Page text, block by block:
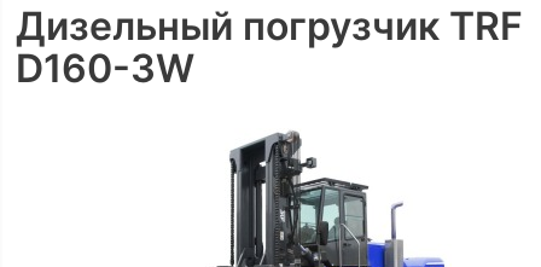
Дизельный погрузчик TRF
D160-3W